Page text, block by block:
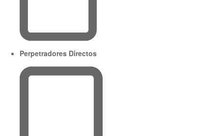
Perpetradores Directos